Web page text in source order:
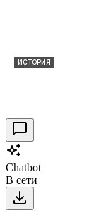
ИСТОРИЯ
Chatbot
В сети